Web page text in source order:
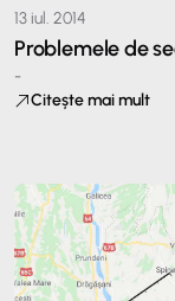
13 iul. 2014
Problemele de
-
Citește mai mult